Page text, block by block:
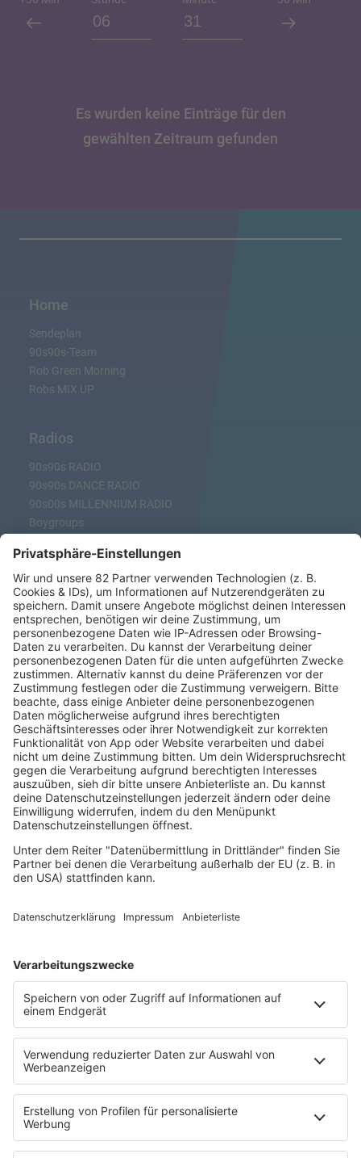
Es wurden keine Einträge für den
gewählten Zeitraum gefunden
Home
Sendeplan
90s90s-Team
Rob Green Morning
Robs MIX UP
Radios
90s90s RADIO
90s90s DANCE RADIO
90s00s MILLENNIUM RADIO
Boygroups
Clubhits
Dinnerparty
Eurodance
Grunge
Hiphop & Rap
Hiphop deutsch
House
Ibiza
Loveparade
Lovesongs
Mayday
Rave
Reggae
RnB Ballads
Rock
Soul & RnB
Techno
Trance
Podcast
Pop Crimes
The Story / Loveparade
90er Kids mit Oli.P
YouTube
90s90s DE:CODED